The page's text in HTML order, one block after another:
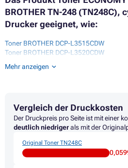
BROTHER TN-248 (TN248C),
Drucker geeignet, wie:
Toner BROTHER DCP-L3515CDW
Toner BROTHER DCP-L3520CDW
Toner BROTHER DCP-L3520CDW ECO
Toner BROTHER DCP-L3527CDW
Toner BROTHER HL-L2460DN
Toner BROTHER HL-L3215CW
Toner BROTHER HL-L3220CW
Toner BROTHER HL-L3240CDW
Toner BROTHER HL-L3280CDW
Mehr anzeigen
Vergleich der Druckkosten
Der Druckpreis pro Seite ist mit einer
deutlich niedrigerals mit der
Original Toner TN248C